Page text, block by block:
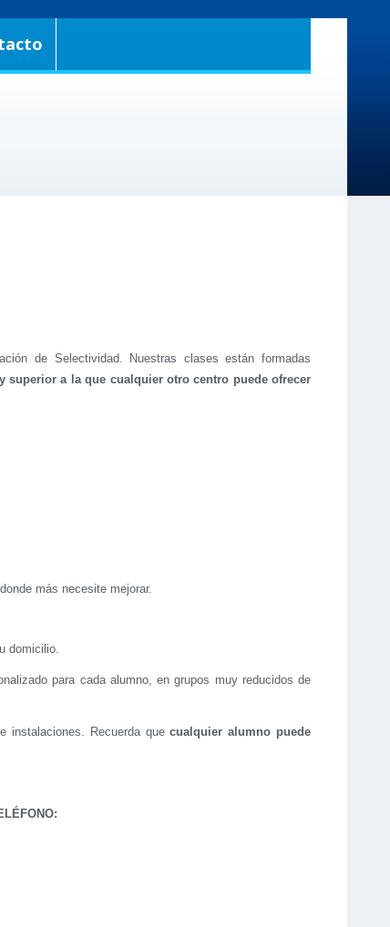
de Selectividad. Nuestras clases están formadas
superior a la que cualquier otro centro puede ofrecer
más necesite mejorar.
domicilio.
para cada alumno, en grupos muy reducidos de
instalaciones. Recuerda quecualquier alumno puede